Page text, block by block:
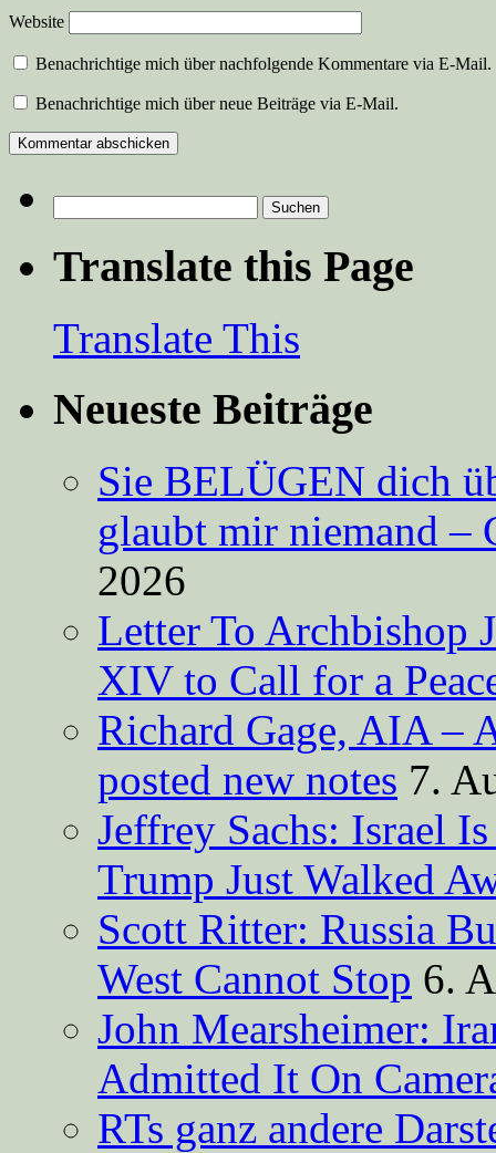
Website
Benachrichtige mich über nachfolgende Kommentare via E-Mail.
Benachrichtige mich über neue Beiträge via E-Mail.
nach:
Translate this Page
Translate This
Neueste Beiträge
Sie BELÜGEN dich
glaubt mir niemand –
2026
Letter To Archbishop
XIV to Call for a
Richard Gage, AIA –
posted new notes 7.
Jeffrey Sachs: Israel
Trump Just Walked
Scott Ritter: Russia
West Cannot Stop 6.
John Mearsheimer:
Admitted It On
RTs ganz andere